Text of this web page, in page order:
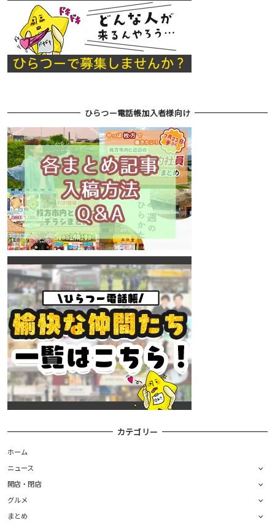
ひらつー電話帳加入者様向け
カテゴリー
ホーム
ニュース
開店・閉店
グルメ
まとめ